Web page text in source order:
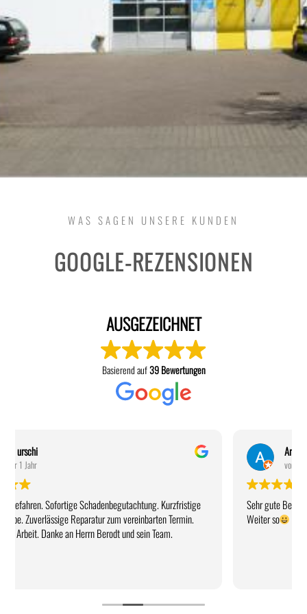
WAS SAGEN UNSERE KUNDEN
GOOGLE-REZENSIONEN
AUSGEZEICHNET
Basierend auf39 Bewertungen
Sehr gute Beratung, Preise und Arbeit
Weiter so